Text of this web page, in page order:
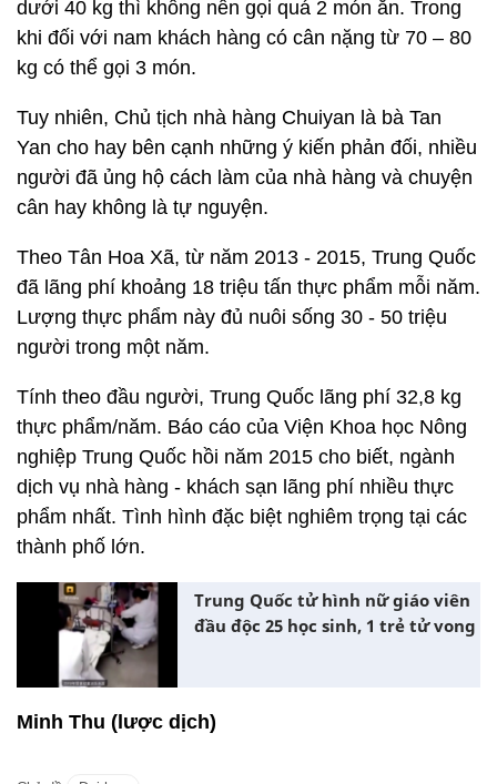
dưới 40 kg thì không nên gọi quá 2 món ăn. Trong
khi đối với nam khách hàng có cân nặng từ 70 – 80
kg có thể gọi 3 món.
Tuy nhiên, Chủ tịch nhà hàng Chuiyan là bà Tan
Yan cho hay bên cạnh những ý kiến phản đối, nhiều
người đã ủng hộ cách làm của nhà hàng và chuyện
cân hay không là tự nguyện.
Theo Tân Hoa Xã, từ năm 2013 - 2015, Trung Quốc
đã lãng phí khoảng 18 triệu tấn thực phẩm mỗi năm.
Lượng thực phẩm này đủ nuôi sống 30 - 50 triệu
người trong một năm.
Tính theo đầu người, Trung Quốc lãng phí 32,8 kg
thực phẩm/năm. Báo cáo của Viện Khoa học Nông
nghiệp Trung Quốc hồi năm 2015 cho biết, ngành
dịch vụ nhà hàng - khách sạn lãng phí nhiều thực
phẩm nhất. Tình hình đặc biệt nghiêm trọng tại các
thành phố lớn.
Trung Quốc tử hình nữ giáo viên
đầu độc 25 học sinh, 1 trẻ tử vong
Minh Thu (lược dịch)